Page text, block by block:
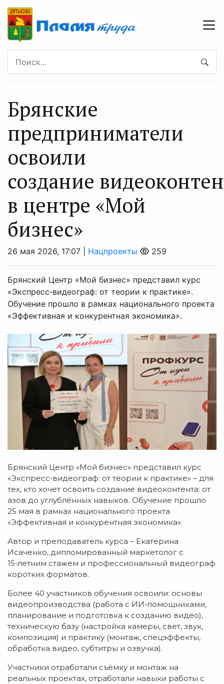
Брянские
предприниматели
освоили
создание
в центре «Мой
бизнес»
26 мая 2026, 17:07 | Нацпроекты 259
Брянский Центр «Мой бизнес» представил курс
«Экспресс‑видеограф: от теории к практике».
Обучение прошло в рамках национального проекта
«Эффективная и конкурентная экономика».
Брянский Центр «Мой бизнес» представил курс
«Экспресс‑видеограф: от теории к практике» – для
тех, кто хочет освоить создание видеоконтента: от
азов до углублённых навыков. Обучение прошло
25 мая в рамках национального проекта
«Эффективная и конкурентная экономика».
Автор и преподаватель курса – Екатерина
Исаченко, дипломированный маркетолог с
15‑летним стажем и профессиональный видеограф
коротких форматов.
Более 40 участников обучения освоили: основы
видеопроизводства (работа с ИИ‑помощниками,
планирование и подготовка к созданию видео),
техническую базу (настройка камеры, свет, звук,
композиция) и практику (монтаж, спецэффекты,
обработка видео, субтитры и озвучка).
Участники отработали съёмку и монтаж на
реальных проектах, отработали навыки работы с